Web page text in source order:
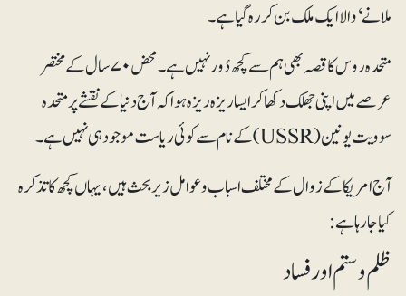
ملانے‘ والا ایک ملک بن کر رہ گیا ہے۔
متحدہ روس کا قصہ بھی ہم سے کچھ دُور نہیں ہے۔ محض ۷۰ سال کے مختصر
عرصے میں اپنی جھلک دکھا کر ایسا ریزہ ریزہ ہوا کہ آج دنیا کے نقشے پر متحدہ
سوویت یونین (USSR) کے نام سے کوئی ریاست موجود ہی نہیں ہے۔
آج امریکا کے زوال کے مختلف اسباب و عوامل زیربحث ہیں، یہاں کچھ کا تذکرہ
کیا جا رہا ہے:
ظلم و ستم اور فساد